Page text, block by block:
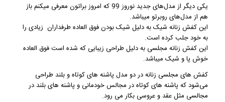
یکی دیگر از مدل‌های جدید نوروز 99 که امروز براتون معرفی میکنم باز
هم از مدل‌های روبرتو میباشد.
اینکفش زنانه شیکبه دلیل شیک بودن فوق العاده طرفداران زیادی را
به خود جلب کرده است.
اینکفش زنانه مجلسی به دلیل طراحی زیبایی که شده است فوق العاده
خوش پا و شیک میباشد.
کفش های مجلسی زنانه در دو مدل پاشنه های کوتاه و بلند طراحی
می‌شود که پاشنه های کوتاه در مجالس خودمانی و پاشنه های بلند در
مجالسی مثل عقد و عروسی بکار می رود.